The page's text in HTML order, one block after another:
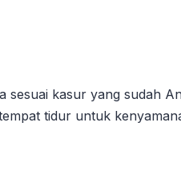
sesuai kasur yang sudah
tidur untuk